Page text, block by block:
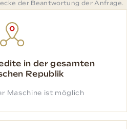
der Beantwortung der Anfrage.
in der gesamten
Republik
Maschine ist möglich